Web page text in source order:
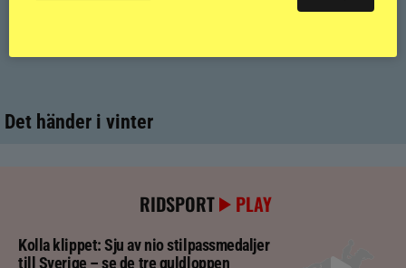
Det händer i vinter
RIDSPORT PLAY
Kolla klippet: Sju av nio stilpassmedaljer
till Sverige – se de tre guldloppen